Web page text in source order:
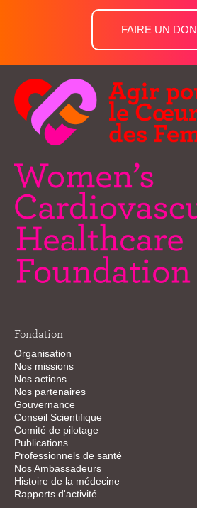
FAIRE UN DON
Fondation
Organisation
Nos missions
Nos actions
Nos partenaires
Gouvernance
Conseil Scientifique
Comité de pilotage
Publications
Professionnels de santé
Nos Ambassadeurs
Histoire de la médecine
Rapports d'activité